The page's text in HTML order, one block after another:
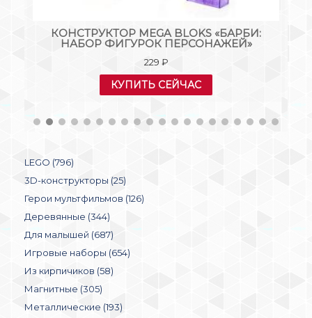
КОНСТРУКТОР MEGA BLOKS «БАРБИ:
НАБОР ФИГУРОК ПЕРСОНАЖЕЙ»
229 ₽
КУПИТЬ СЕЙЧАС
LEGO (796)
3D-конструкторы (25)
Герои мультфильмов (126)
Деревянные (344)
Для малышей (687)
Игровые наборы (654)
Из кирпичиков (58)
Магнитные (305)
Металлические (193)